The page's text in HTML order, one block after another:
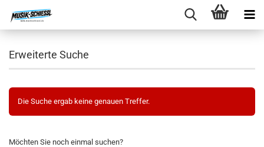
Erweiterte Suche
Die Suche ergab keine genauen Treffer.
MÖCHTEN
Möchten Sie noch einmal suchen?